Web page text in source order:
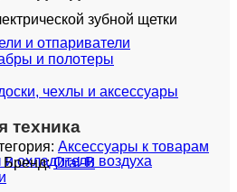
и отпариватели
и полотеры
чехлы и аксессуары
техника
охладители воздуха
зубной щетки
Аксессуары к товарам
Бренд:Oral-B